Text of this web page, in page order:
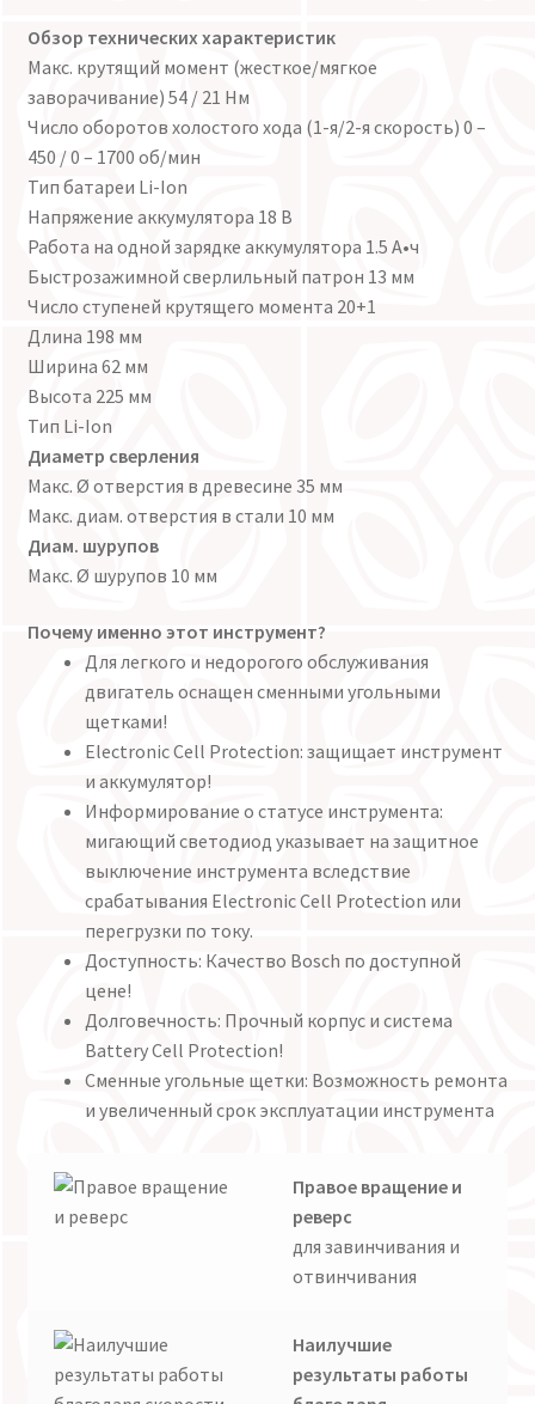
Обзор технических характеристик
Макс. крутящий момент (жесткое/мягкое
заворачивание) 54 / 21 Нм
Число оборотов холостого хода (1-я/2-я скорость) 0 –
450 / 0 – 1700 об/мин
Тип батареи Li-Ion
Напряжение аккумулятора 18 В
Работа на одной зарядке аккумулятора 1.5 А•ч
Быстрозажимной сверлильный патрон 13 мм
Число ступеней крутящего момента 20+1
Длина 198 мм
Ширина 62 мм
Высота 225 мм
Тип Li-Ion
Диаметр сверления
Макс. Ø отверстия в древесине 35 мм
Макс. диам. отверстия в стали 10 мм
Диам. шурупов
Макс. Ø шурупов 10 мм
Почему именно этот инструмент?
Для легкого и недорогого обслуживания
двигатель оснащен сменными угольными
щетками!
Electronic Cell Protection: защищает инструмент
и аккумулятор!
Информирование о статусе инструмента:
мигающий светодиод указывает на защитное
выключение инструмента вследствие
срабатывания Electronic Cell Protection или
перегрузки по току.
Доступность: Качество Bosch по доступной
цене!
Долговечность: Прочный корпус и система
Battery Cell Protection!
Сменные угольные щетки: Возможность ремонта
и увеличенный срок эксплуатации инструмента
Правое вращение и
реверс
для завинчивания и
отвинчивания
Наилучшие
результаты работы